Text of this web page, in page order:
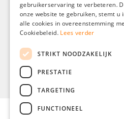
Legal notice
General
© 2026 Weidinger GmbH,
gebruikerservaring te verbeteren.
onze website te gebruiken, stemt u
alle cookies in overeenstemming
Cookiebeleid. Lees verder
STRIKT NOODZAKELIJK
PRESTATIE
TARGETING
FUNCTIONEEL